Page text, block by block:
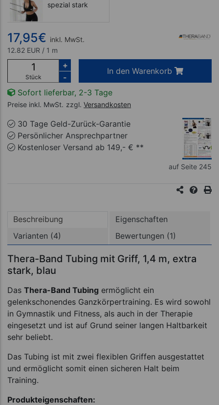
spezial stark
17,95€ inkl. MwSt.
12.82 EUR / 1 m
Stück
+
-
In den Warenkorb
Sofort lieferbar, 2-3 Tage
Preise inkl. MwSt. zzgl. Versandkosten
30 Tage Geld-Zurück-Garantie
Persönlicher Ansprechpartner
Kostenloser Versand ab 149,- € **
auf Seite 245
Beschreibung
Eigenschaften
Varianten (4)
Bewertungen (1)
Thera-Band Tubing mit Griff, 1,4 m, extra
stark, blau
Das Thera-Band Tubing ermöglicht ein
gelenkschonendes Ganzkörpertraining. Es wird sowohl
in Gymnastik und Fitness, als auch in der Therapie
eingesetzt und ist auf Grund seiner langen Haltbarkeit
sehr beliebt.
Das Tubing ist mit zwei flexiblen Griffen ausgestattet
und ermöglicht somit einen sicheren Halt beim
Training.
Produkteigenschaften: